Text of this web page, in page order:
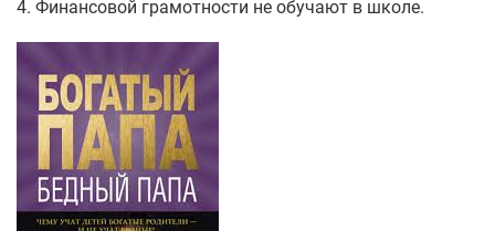
4. Финансовой грамотности не обучают в школе.